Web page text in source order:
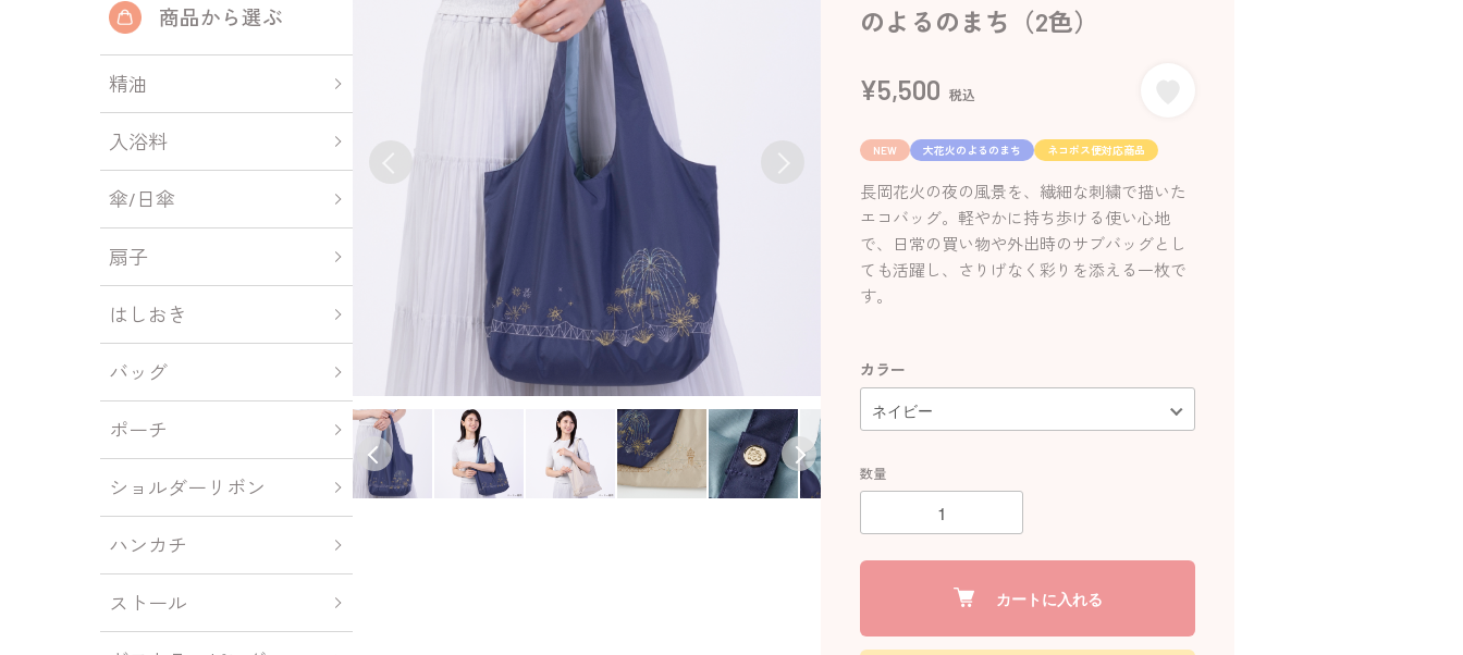
商品から選ぶ
精油
入浴料
傘/日傘
扇子
はしおき
バッグ
ポーチ
ショルダーリボン
ハンカチ
ストール
のよるのまち（2色）
¥5,500 税込
NEW 大花火のよるのまち ネコポス便対応商品
長岡花火の夜の風景を、繊細な刺繍で描いた
エコバッグ。軽やかに持ち歩ける使い心地
で、日常の買い物や外出時のサブバッグとし
ても活躍し、さりげなく彩りを添える一枚で
す。
カラー
数量
カートに入れる